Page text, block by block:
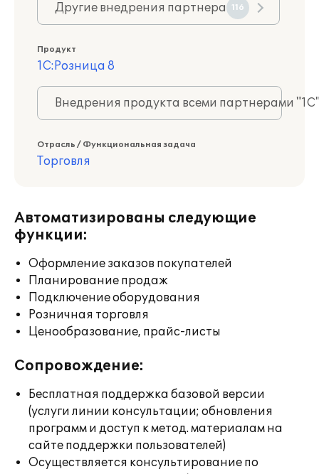
Другие внедрения партнера 116
Продукт
1С:Розница 8
Внедрения продукта всеми партнерами
Отрасль / Функциональная задача
Торговля
Автоматизированы следующие
функции:
Оформление заказов покупателей
Планирование продаж
Подключение оборудования
Розничная торговля
Ценообразование, прайс-листы
Сопровождение:
Бесплатная поддержка базовой версии
(услуги линии консультации; обновления
программ и доступ к метод. материалам на
сайте поддержки пользователей)
Осуществляется консультирование по